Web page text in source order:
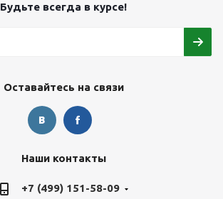
Будьте всегда в курсе!
Оставайтесь на связи
Наши контакты
+7 (499) 151-58-09